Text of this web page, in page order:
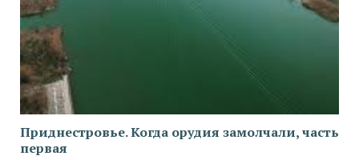
Приднестровье. Когда орудия замолчали, часть
первая